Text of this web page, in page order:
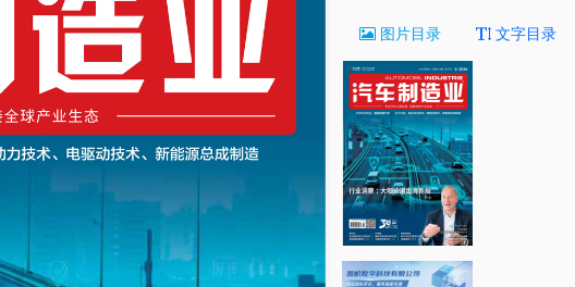
图片目录 文字目录